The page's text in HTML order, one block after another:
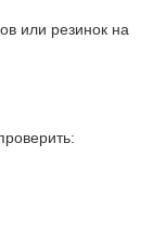
или резинок на